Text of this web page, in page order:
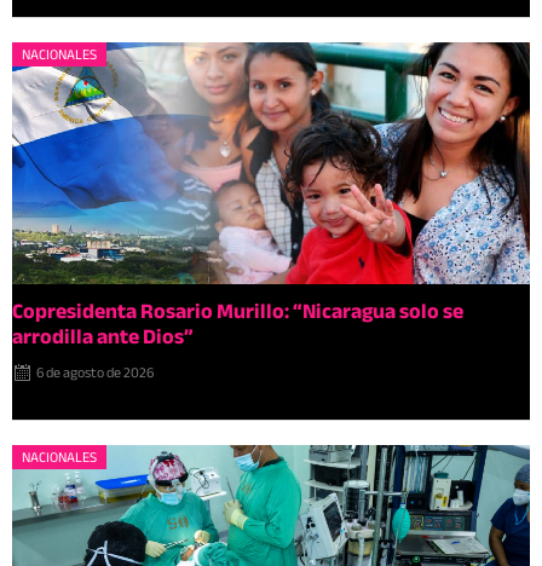
NACIONALES
Copresidenta Rosario Murillo: “Nicaragua solo se
arrodilla ante Dios”
6 de agosto de 2026
NACIONALES